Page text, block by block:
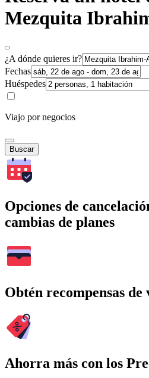
Mezquita
¿A dónde quieres ir?
Fechas
Huéspedes
Viajo por negocios
Buscar
Opciones de
cambias de planes
Obtén recompensas
Ahorra más con los